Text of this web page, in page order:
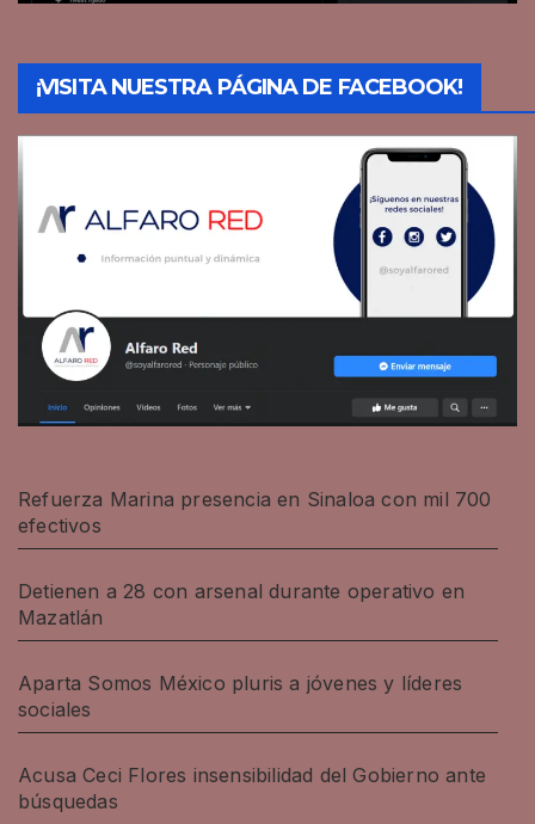
¡VISITA NUESTRA PÁGINA DE FACEBOOK!
Refuerza Marina presencia en Sinaloa con mil 700
efectivos
Detienen a 28 con arsenal durante operativo en
Mazatlán
Aparta Somos México pluris a jóvenes y líderes
sociales
Acusa Ceci Flores insensibilidad del Gobierno ante
búsquedas